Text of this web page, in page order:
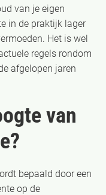
van je eigen
in de praktijk lager
Het is wel
regels rondom
afgelopen jaren
van
bepaald door een
op de